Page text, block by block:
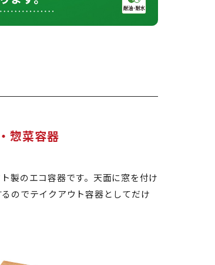
惣菜容器
製のエコ容器です。天面に窓を付け
のでテイクアウト容器としてだけ